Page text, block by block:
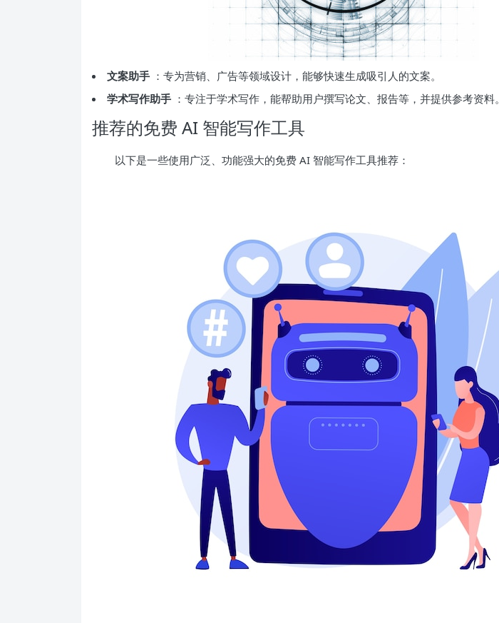
文案助手 ：专为营销、广告等领域设计，能够快速生成吸引人的文案。
学术写作助手 ：专注于学术写作，能帮助用户撰写论文、报告等，并提供参考资料。
推荐的免费 AI 智能写作工具
以下是一些使用广泛、功能强大的免费 AI 智能写作工具推荐：